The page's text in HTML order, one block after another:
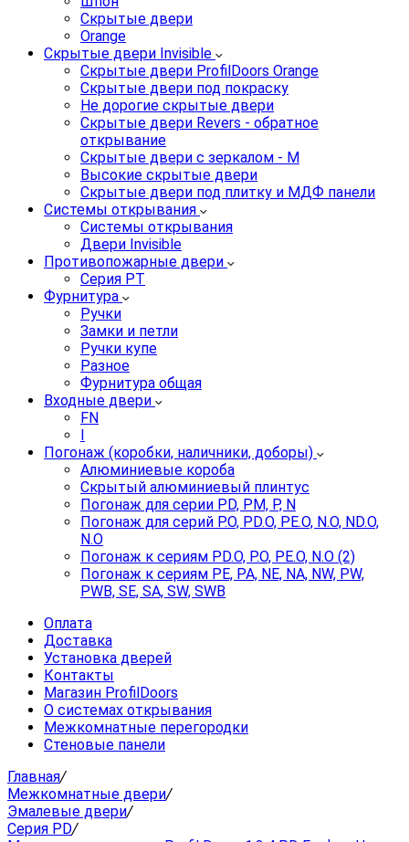
Скрытые двери
Orange
Скрытые двери Invisible
Скрытые двери ProfilDoors Orange
Скрытые двери под покраску
Не дорогие скрытые двери
Скрытые двери Revers - обратное
открывание
Скрытые двери с зеркалом - M
Высокие скрытые двери
Скрытые двери под плитку и МДФ панели
Системы открывания
Системы открывания
Двери Invisible
Противопожарные двери
Серия PT
Фурнитура
Ручки
Замки и петли
Ручки купе
Разное
Фурнитура общая
Входные двери
FN
I
Погонаж (коробки, наличники, доборы)
Алюминиевые короба
Скрытый алюминиевый плинтус
Погонаж для серии PD, PM, P, N
Погонаж для серий P.O, PD.O, PE.O, N.O, ND.O,
N.O
Погонаж к сериям PD.O, P.O, PE.O, N.O (2)
Погонаж к сериям PE, PA, NE, NA, NW, PW,
PWB, SE, SA, SW, SWB
Оплата
Доставка
Установка дверей
Контакты
Магазин ProfilDoors
О системах открывания
Межкомнатные перегородки
Стеновые панели
Главная/
Межкомнатные двери/
Эмалевые двери/
Серия PD/